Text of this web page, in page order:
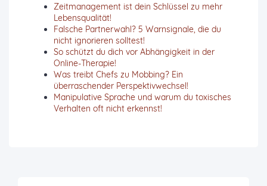
Zeitmanagement ist dein Schlüssel zu mehr
Lebensqualität!
Falsche Partnerwahl? 5 Warnsignale, die du
nicht ignorieren solltest!
So schützt du dich vor Abhängigkeit in der
Online-Therapie!
Was treibt Chefs zu Mobbing? Ein
überraschender Perspektivwechsel!
Manipulative Sprache und warum du toxisches
Verhalten oft nicht erkennst!